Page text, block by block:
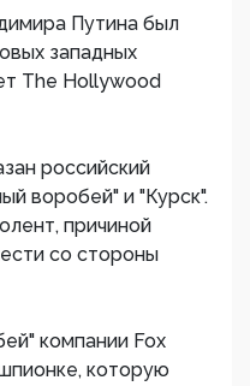
Путина был
западных
The Hollywood
российский
воробей" и "Курск".
причиной
со стороны
компании Fox
которую